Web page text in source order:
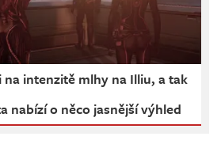
intenzitě mlhy na Illiu, a tak
nabízí o něco jasnější výhled